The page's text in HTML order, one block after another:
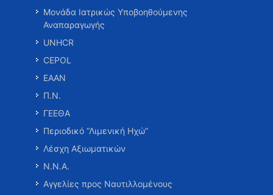
Μονάδα Ιατρικώς Υποβοηθούμενης
Αναπαραγωγής
UNHCR
CEPOL
ΕΑΑΝ
Π.Ν.
ΓΕΕΘΑ
Περιοδικό “Λιμενική Ηχώ”
Λέσχη Αξιωματικών
Ν.Ν.Α.
Αγγελίες προς Ναυτιλλομένους